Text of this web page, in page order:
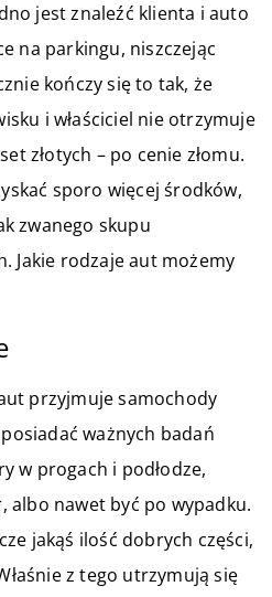
jest znaleźć klienta i auto
na parkingu, niszczejąc
kończy się to tak, że
i właściciel nie otrzymuje
złotych – po cenie złomu.
sporo więcej środków,
zwanego skupu
Jakie rodzaje aut możemy
przyjmuje samochody
ważnych badań
w progach i podłodze,
albo nawet być po wypadku.
jakąś ilość dobrych części,
z tego utrzymują się